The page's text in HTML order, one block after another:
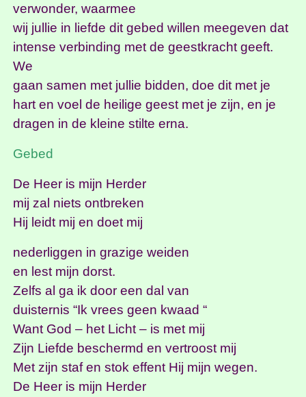
verwonder, waarmee
wij jullie in liefde dit gebed willen meegeven dat
intense verbinding met de geestkracht geeft.
We
gaan samen met jullie bidden, doe dit met je
hart en voel de heilige geest met je zijn, en je
dragen in de kleine stilte erna.
Gebed
De Heer is mijn Herder
mij zal niets ontbreken
Hij leidt mij en doet mij
nederliggen in grazige weiden
en lest mijn dorst.
Zelfs al ga ik door een dal van
duisternis “Ik vrees geen kwaad “
Want God – het Licht – is met mij
Zijn Liefde beschermd en vertroost mij
Met zijn staf en stok effent Hij mijn wegen.
De Heer is mijn Herder